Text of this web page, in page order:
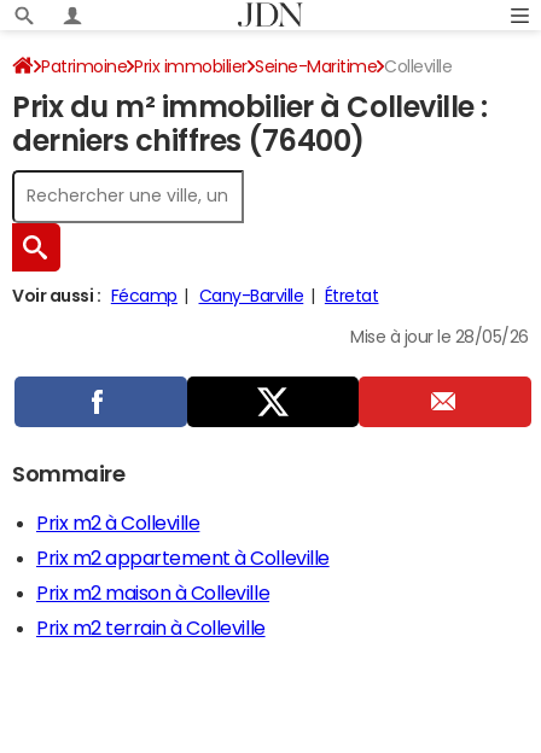
Patrimoine Prix immobilier Seine-Maritime Colleville
Prix du m² immobilier à Colleville :
derniers chiffres (76400)
Voir aussi : Fécamp Cany-Barville Étretat
Mise à jour le 28/05/26
Sommaire
Prix m2 à Colleville
Prix m2 appartement à Colleville
Prix m2 maison à Colleville
Prix m2 terrain à Colleville